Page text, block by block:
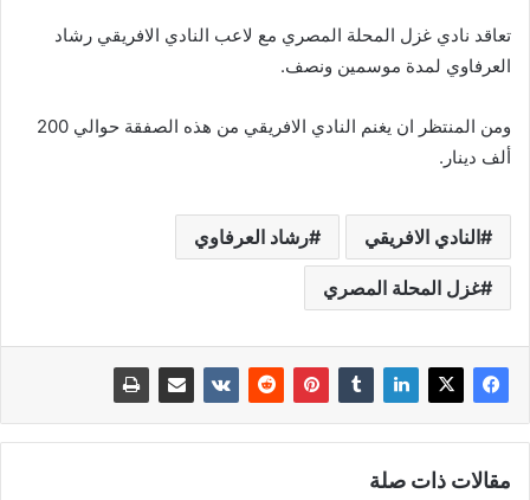
تعاقد نادي غزل المحلة المصري مع لاعب النادي الافريقي رشاد
العرفاوي لمدة موسمين ونصف.
ومن المنتظر ان يغنم النادي الافريقي من هذه الصفقة حوالي 200
ألف دينار.
النادي الافريقي رشاد العرفاوي
غزل المحلة المصري
مقالات ذات صلة